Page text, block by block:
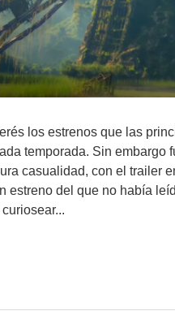
los estrenos que las
temporada. Sin embargo
casualidad, con el trailer
estreno del que no había